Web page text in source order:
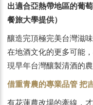
出適合亞熱帶地區的葡
餐旅大學提供）
釀造完頂極完美台灣滋
在地酒文化的更多可能
現早年台灣釀製清酒的農
借重青農的專業品管 把
有花蓮農改場的牽線，